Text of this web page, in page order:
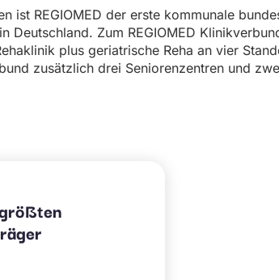
ist REGIOMED der erste kommunale
Deutschland. Zum REGIOMED
plus geriatrische Reha an vier
zusätzlich drei Seniorenzentren und